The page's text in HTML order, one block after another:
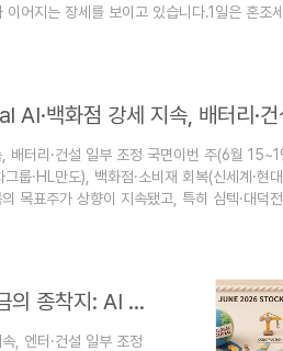
지는 장세를 보이고 있습니다.1일은 혼조
추세의 일관성이 진짜 주도주를 가려내는
터리·건설 일부 조정 국면이번 주(6월
룹·HL만도), 백화점·소비재 회복(신세계·현
목표주가 상향이 지속됐고, 특히 심텍·대덕전
(가장 강력한 테마)AI 서버·데이터센터 수요
2026년 6월 2주차 증권 리포트 취합/분석: 전 세계 자금의 종착지: AI 데이터센터부터 현대차 피지컬 AI까지
, 엔터·건설 일부 조정